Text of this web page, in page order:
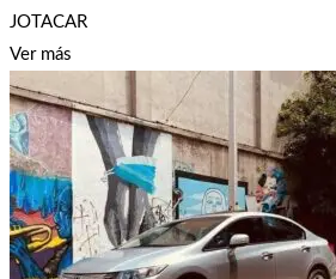
JOTACAR
Ver más